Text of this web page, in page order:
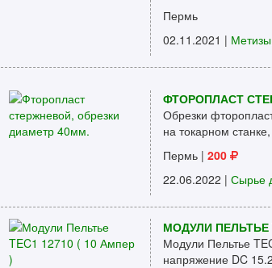
Пермь
02.11.2021 |
ФТОРОПЛАСТ
Обрезки
на токарном
Пермь | 200
22.06.2022 | Сырье
МОДУЛИ ПЕЛЬТЬЕ
Модули Пельтье
напряжение DC